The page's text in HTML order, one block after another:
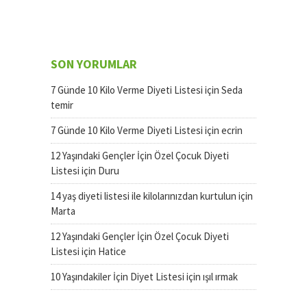
SON YORUMLAR
7 Günde 10 Kilo Verme Diyeti Listesi için Seda
temir
7 Günde 10 Kilo Verme Diyeti Listesi için ecrin
12 Yaşındaki Gençler İçin Özel Çocuk Diyeti
Listesi için Duru
14 yaş diyeti listesi ile kilolarınızdan kurtulun için
Marta
12 Yaşındaki Gençler İçin Özel Çocuk Diyeti
Listesi için Hatice
10 Yaşındakiler İçin Diyet Listesi için ışıl ırmak